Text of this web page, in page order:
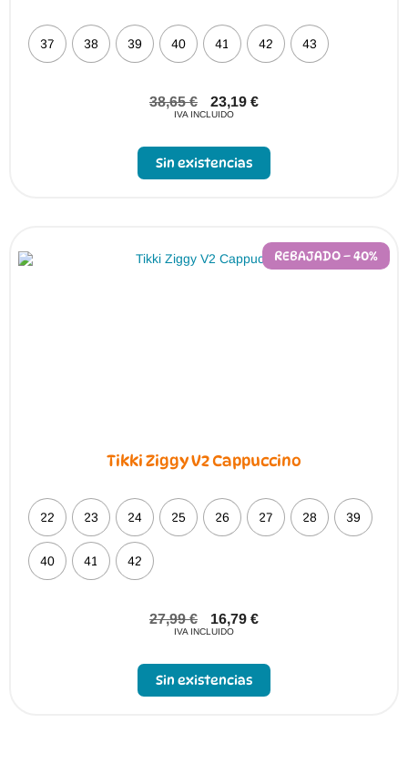
37 38 39 40 41 42 43
38,65€ 23,19 €
IVA INCLUIDO
Sin existencias
REBAJADO – 40%
Tikki Ziggy V2 Cappuccino
22 23 24 25 26 27 28 39
40 41 42
27,99€ 16,79 €
IVA INCLUIDO
Sin existencias